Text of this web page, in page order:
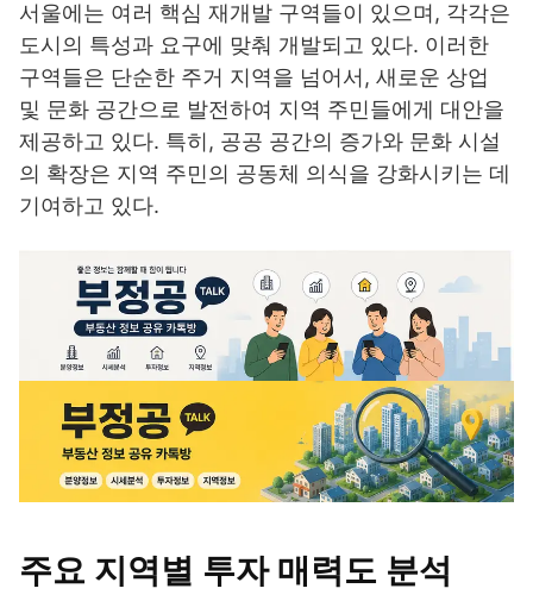
서울에는 여러 핵심 재개발 구역들이 있으며, 각각은
도시의 특성과 요구에 맞춰 개발되고 있다. 이러한
구역들은 단순한 주거 지역을 넘어서, 새로운 상업
및 문화 공간으로 발전하여 지역 주민들에게 대안을
제공하고 있다. 특히, 공공 공간의 증가와 문화 시설
의 확장은 지역 주민의 공동체 의식을 강화시키는 데
기여하고 있다.
주요 지역별 투자 매력도 분석